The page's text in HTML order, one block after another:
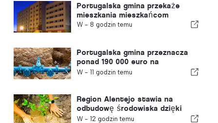
Portugalska gmina przekaże
mieszkania mieszkańcom
W - 8 godzin temu
Portugalska gmina przeznacza
ponad 190 000 euro na
zaopatrzenie w wodę
W - 11 godzin temu
Region Alentejo stawia na
odbudowę środowiska dzięki
funduszom europejskim
W - 12 godzin temu